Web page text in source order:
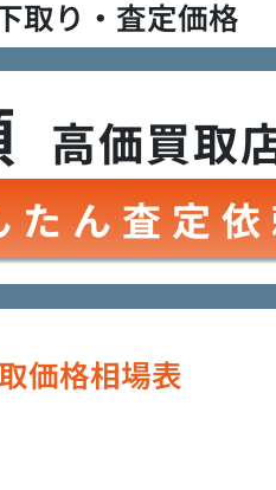
取り・査定価格
高価買取
たん査定
価格相場表